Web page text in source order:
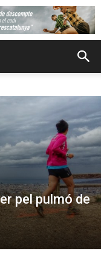
pel pulmó de